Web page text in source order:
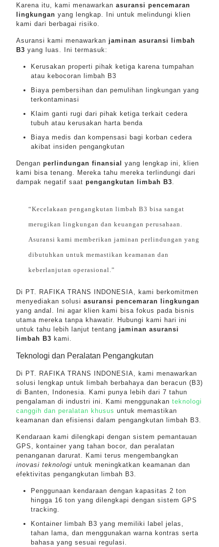
Karena itu, kami menawarkan asuransi pencemaran
lingkungan yang lengkap. Ini untuk melindungi klien
kami dari berbagai risiko.
Asuransi kami menawarkan jaminan asuransi limbah
B3 yang luas. Ini termasuk:
Kerusakan properti pihak ketiga karena tumpahan
atau kebocoran limbah B3
Biaya pembersihan dan pemulihan lingkungan yang
terkontaminasi
Klaim ganti rugi dari pihak ketiga terkait cedera
tubuh atau kerusakan harta benda
Biaya medis dan kompensasi bagi korban cedera
akibat insiden pengangkutan
Dengan perlindungan finansial
yang lengkap ini, klien
kami bisa tenang. Mereka tahu mereka terlindungi dari
dampak negatif saat pengangkutan limbah B3.
“Kecelakaan pengangkutan limbah B3 bisa sangat
merugikan lingkungan dan keuangan perusahaan.
Asuransi kami memberikan jaminan perlindungan yang
dibutuhkan untuk memastikan keamanan dan
keberlanjutan operasional.”
Di PT. RAFIKA TRANS INDONESIA, kami berkomitmen
menyediakan solusi asuransi pencemaran lingkungan
yang andal. Ini agar klien kami bisa fokus pada bisnis
utama mereka tanpa khawatir. Hubungi kami hari ini
untuk tahu lebih lanjut tentang jaminan asuransi
limbah B3 kami.
Teknologi dan Peralatan Pengangkutan
Di PT. RAFIKA TRANS INDONESIA, kami menawarkan
solusi lengkap untuk limbah berbahaya dan beracun (B3)
di Banten, Indonesia. Kami punya lebih dari 7 tahun
pengalaman di industri ini. Kami menggunakan teknologi
canggih dan peralatan khusus untuk memastikan
keamanan dan efisiensi dalam pengangkutan limbah B3.
Kendaraan kami dilengkapi dengan sistem pemantauan
GPS, kontainer yang tahan bocor, dan peralatan
penanganan darurat. Kami terus mengembangkan
inovasi teknologi untuk meningkatkan keamanan dan
efektivitas pengangkutan limbah B3.
Penggunaan kendaraan dengan kapasitas 2 ton
hingga 16 ton yang dilengkapi dengan sistem GPS
tracking.
Kontainer limbah B3 yang memiliki label jelas,
tahan lama, dan menggunakan warna kontras serta
bahasa yang sesuai regulasi.